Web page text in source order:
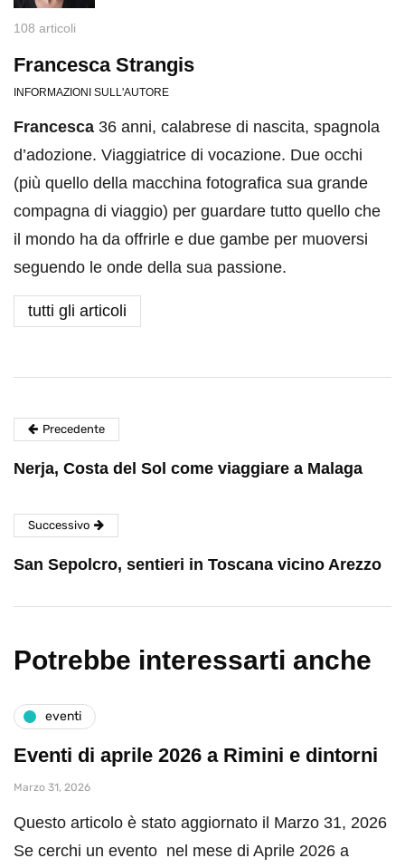
108 articoli
Francesca Strangis
INFORMAZIONI SULL'AUTORE
Francesca 36 anni, calabrese di nascita, spagnola
d’adozione. Viaggiatrice di vocazione. Due occhi
(più quello della macchina fotografica sua grande
compagna di viaggio) per guardare tutto quello che
il mondo ha da offrirle e due gambe per muoversi
seguendo le onde della sua passione.
tutti gli articoli
Precedente
Nerja, Costa del Sol come viaggiare a Malaga
Successivo
San Sepolcro, sentieri in Toscana vicino Arezzo
Potrebbe interessarti anche
eventi
Eventi di aprile 2026 a Rimini e dintorni
Marzo 31, 2026
Questo articolo è stato aggiornato il Marzo 31, 2026
Se cerchi un evento nel mese di Aprile 2026 a